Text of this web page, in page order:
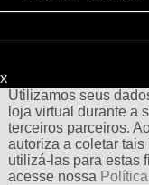
x
Utilizamos seus
loja virtual durante a
terceiros parceiros.
autoriza a coletar
utilizá-las para estas
acesse nossa